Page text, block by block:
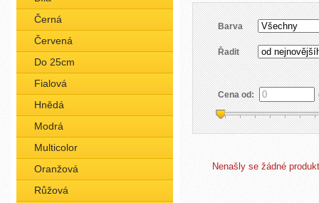
Černá
Červená
Do 25cm
Fialová
Hnědá
Modrá
Multicolor
Oranžová
Růžová
Barva
Řadit
Cena od:
Nenašly se žádné